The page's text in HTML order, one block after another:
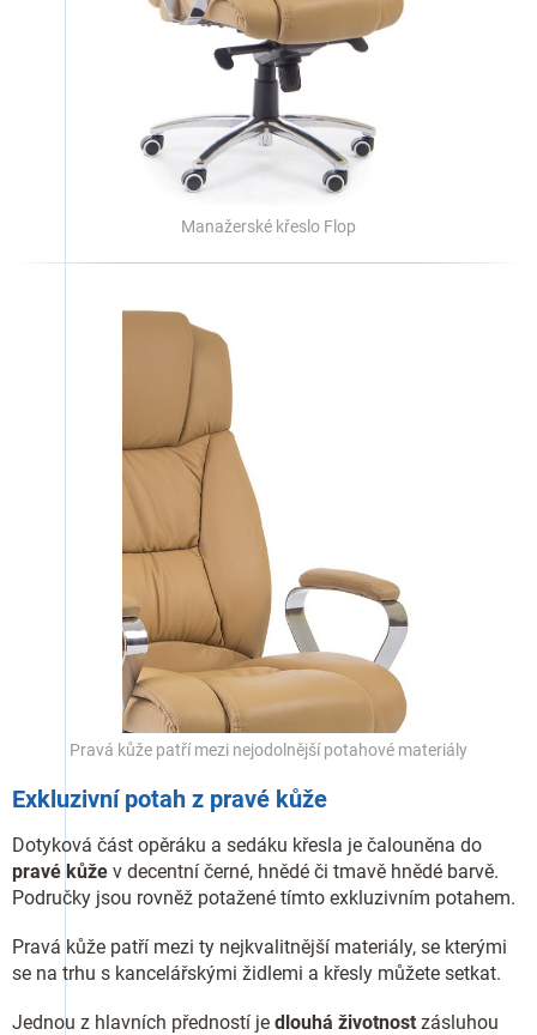
Manažerské křeslo Flop
Pravá kůže patří mezi nejodolnější potahové materiály
Exkluzivní potah z pravé kůže
Dotyková část opěráku a sedáku křesla je čalouněna do
pravé kůže v decentní černé, hnědé či tmavě hnědé barvě.
Područky jsou rovněž potažené tímto exkluzivním potahem.
Pravá kůže patří mezi ty nejkvalitnější materiály, se kterými
se na trhu s kancelářskými židlemi a křesly můžete setkat.
Jednou z hlavních předností je dlouhá životnost zásluhou